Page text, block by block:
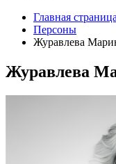
Главная страница
Персоны
Журавлева
Журавлева